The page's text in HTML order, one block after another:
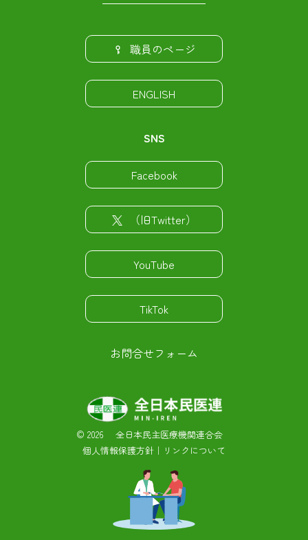
職員のページ
ENGLISH
SNS
Facebook
（旧Twitter）
YouTube
TikTok
お問合せフォーム
© 2026 全日本民主医療機関連合会
個人情報保護方針 ｜ リンクについて